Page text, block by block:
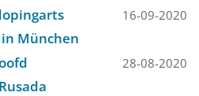
München
16-09-2020
28-08-2020